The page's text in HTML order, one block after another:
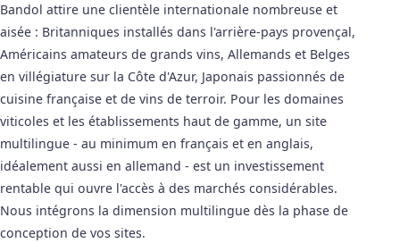
Bandol attire une clientèle internationale nombreuse et
aisée : Britanniques installés dans l'arrière-pays provençal,
Américains amateurs de grands vins, Allemands et Belges
en villégiature sur la Côte d'Azur, Japonais passionnés de
cuisine française et de vins de terroir. Pour les domaines
viticoles et les établissements haut de gamme, un site
multilingue - au minimum en français et en anglais,
idéalement aussi en allemand - est un investissement
rentable qui ouvre l'accès à des marchés considérables.
Nous intégrons la dimension multilingue dès la phase de
conception de vos sites.